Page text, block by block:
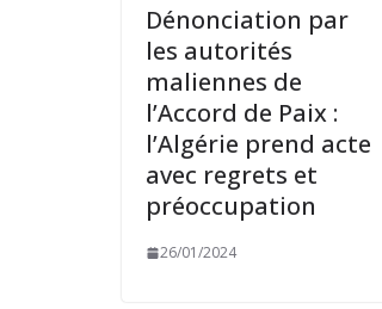
Dénonciation par
les autorités
maliennes de
l’Accord de Paix :
l’Algérie prend acte
avec regrets et
préoccupation
26/01/2024